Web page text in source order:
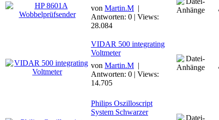
von Martin.M |
Antworten: 0 | Views:
28.084
VIDAR 500 integrating
Voltmeter
von Martin.M |
Antworten: 0 | Views:
14.705
Philips Oszilloscript
System Schwarzer